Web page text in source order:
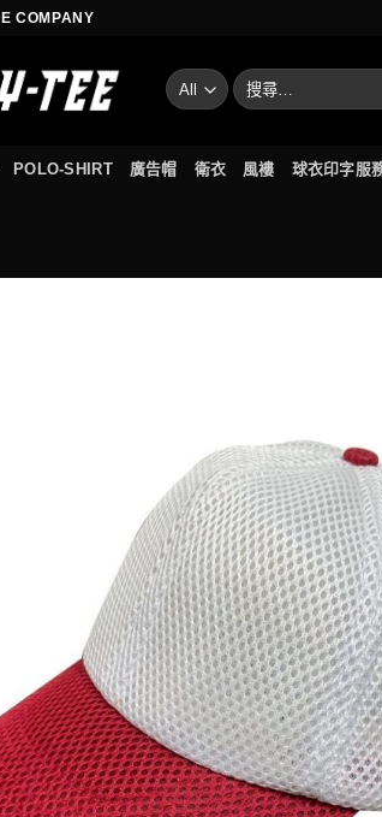
COMPANY
搜
尋
字:
POLO-SHIRT 廣告帽 衛衣 風褸 球衣印字服